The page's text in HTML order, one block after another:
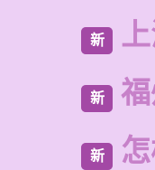
新
新
新